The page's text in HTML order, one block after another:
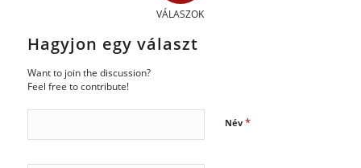
VÁLASZOK
Hagyjon egy választ
Want to join the discussion?
Feel free to contribute!
Név *